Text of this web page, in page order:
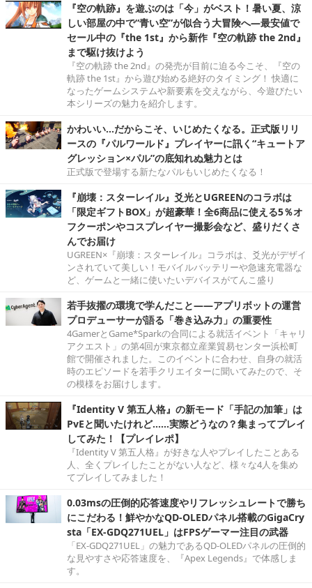
『空の軌跡』を遊ぶのは「今」がベスト！暑い夏、涼
しい部屋の中で“青い空”が似合う大冒険へ―最安値で
セール中の『the 1st』から新作『空の軌跡 the 2nd』
まで駆け抜けよう
『空の軌跡 the 2nd』の発売が目前に迫る今こそ、『空の
軌跡 the 1st』から遊び始める絶好のタイミング！ 快適に
なったゲームシステムや新要素を交えながら、今遊びたい
本シリーズの魅力を紹介します。
かわいい…だからこそ、いじめたくなる。正式版リリ
ースの『パルワールド』プレイヤーに訊く“キュートア
グレッション×パル”の底知れぬ魅力とは
正式版で登場する新たなパルもいじめたくなる！
『崩壊：スターレイル』爻光とUGREENのコラボは
「限定ギフトBOX」が超豪華！全6商品に使える5％オ
フクーポンやコスプレイヤー撮影会など、盛りだくさ
んでお届け
UGREEN×『崩壊：スターレイル』コラボは、爻光がデザイ
ンされていて美しい！モバイルバッテリーや急速充電器な
ど、ゲームと一緒に使いたいデバイスがてんこ盛り
若手抜擢の環境で学んだこと――アプリボットの運営
プロデューサーが語る「巻き込み力」の重要性
4GamerとGame*Sparkの合同による就活イベント「キャリ
アクエスト」の第4回が東京都立産業貿易センター浜松町
館で開催されました。このイベントに合わせ、自身の就活
時のエピソードを若手クリエイターに聞いてみたので、そ
の模様をお届けします。
『Identity V 第五人格』の新モード「手記の加筆」は
PvEと聞いたけれど……実際どうなの？集まってプレイ
してみた！【プレイレポ】
『Identity V 第五人格』が好きな人やプレイしたことある
人、全くプレイしたことがない人など、様々な4人を集め
てプレイしてみました！
0.03msの圧倒的応答速度やリフレッシュレートで勝ち
にこだわる！鮮やかなQD-OLEDパネル搭載のGigaCry
sta「EX-GDQ271UEL」はFPSゲーマー注目の武器
「EX-GDQ271UEL」の魅力であるQD-OLEDパネルの圧倒的
な見やすさや応答速度を、『Apex Legends』で体感しま
す。